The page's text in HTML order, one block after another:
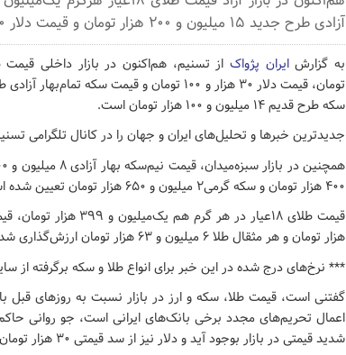
آزادی طرح جدید ۱۵ میلیون و ۲۰۰ هزار تومان و قیمت دلار ۳۰ هزار و ۱۰۰ تومان است.
به گزارشایران پژواک
سکه طرح قدیم ۱۴ میلیون و ۱۰۰ هزار تومان است.
جدیدترین خبرها و تحلیل‌های ایران و جهان را در کانال تلگرامی
۴۰۰ هزار تومان و سکه گرمی۲ میلیون و ۶۵۰ هزار تومان تعیین شده است و به فروش می‌رسد.
هزار تومان و هر مثقال طلا ۶ میلیون و ۶۳ هزار تومان ارزش‌گذاری شده است.
*** نرخ‌های درج شده در این خبر برای انواع طلا و سکه برگرفته از
گفتنی است، قیمت طلا، سکه و ارز در بازار نسبت به روزهای قبل
اعمال تحریم‌های مجدد برخی بانک‌های ایرانی است، جو روانی
شدید قیمتی در بازار بوجود آید و دلار نیز از سد قیمتی ۳۰ هزار تومان عبور کند.